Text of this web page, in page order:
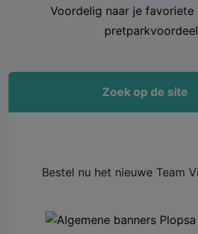
Voordelig naar je
Zoek op de site
Bestel nu het nieuwe Team